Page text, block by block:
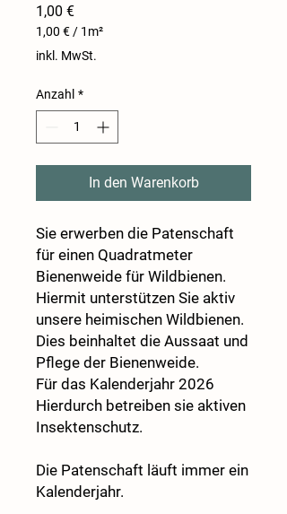
1,00 €Preis
1,00 € / 1m²
1,00 €
Quadratmeter
inkl. MwSt.
Anzahl *
In den Warenkorb
Sie erwerben die Patenschaft
für einen Quadratmeter
Bienenweide für Wildbienen.
Hiermit unterstützen Sie aktiv
unsere heimischen Wildbienen.
Dies beinhaltet die Aussaat und
Pflege der Bienenweide.
Für das Kalenderjahr 2026
Hierdurch betreiben sie aktiven
Insektenschutz.
Die Patenschaft läuft immer ein
Kalenderjahr.